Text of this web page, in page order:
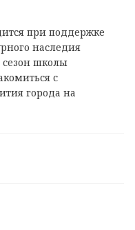
при поддержке
наследия
сезон школы
с
города на